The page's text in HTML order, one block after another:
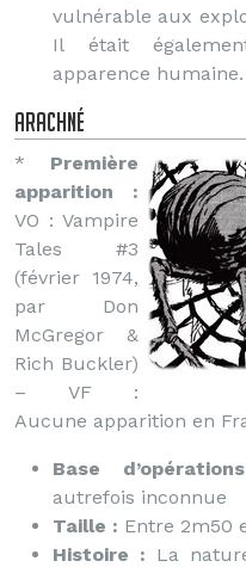
vulnérable aux
Il était
apparence humaine.
Arachné
* Première
apparition :
VO : Vampire
Tales #3
(février 1974,
par Don
McGregor &
Rich Buckler)
– VF :
Aucune apparition en
Base
autrefois inconnue
Taille : Entre 2m50
Histoire : La